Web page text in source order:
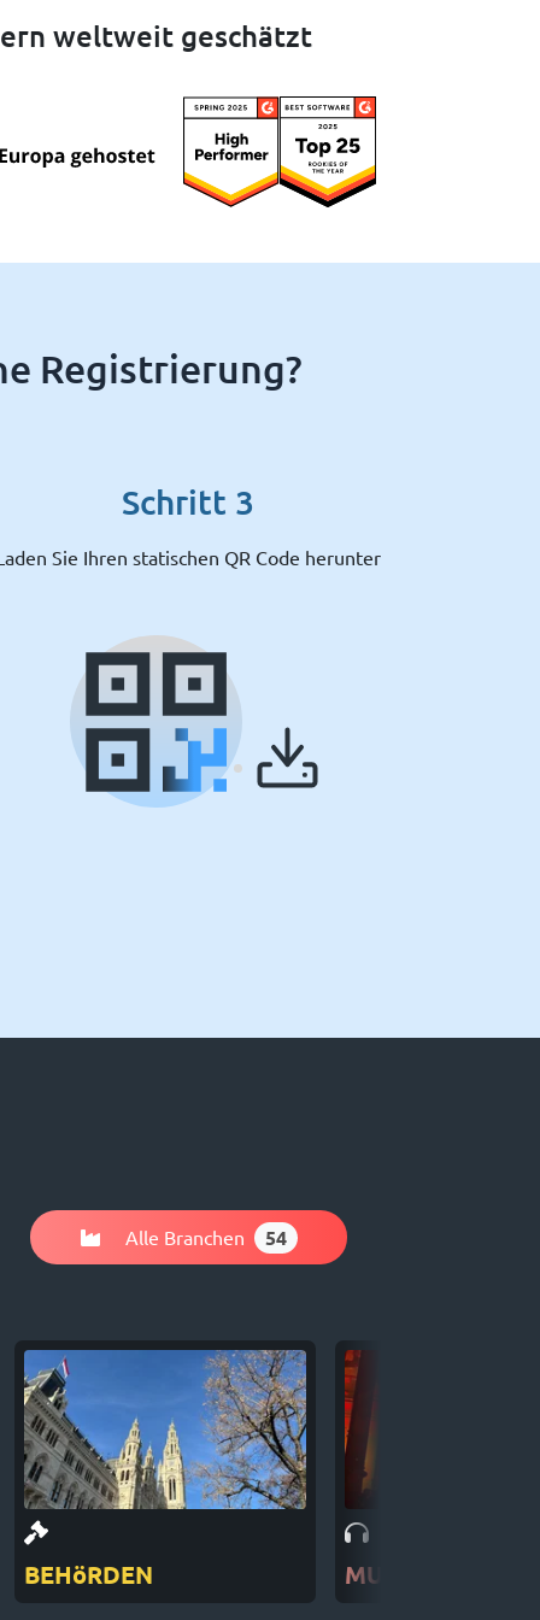
weltweit geschätzt
Registrierung?
Schritt 3
Sie Ihren statischen QR Code herunter
Alle Branchen 54
BEHöRDEN MUSIKER